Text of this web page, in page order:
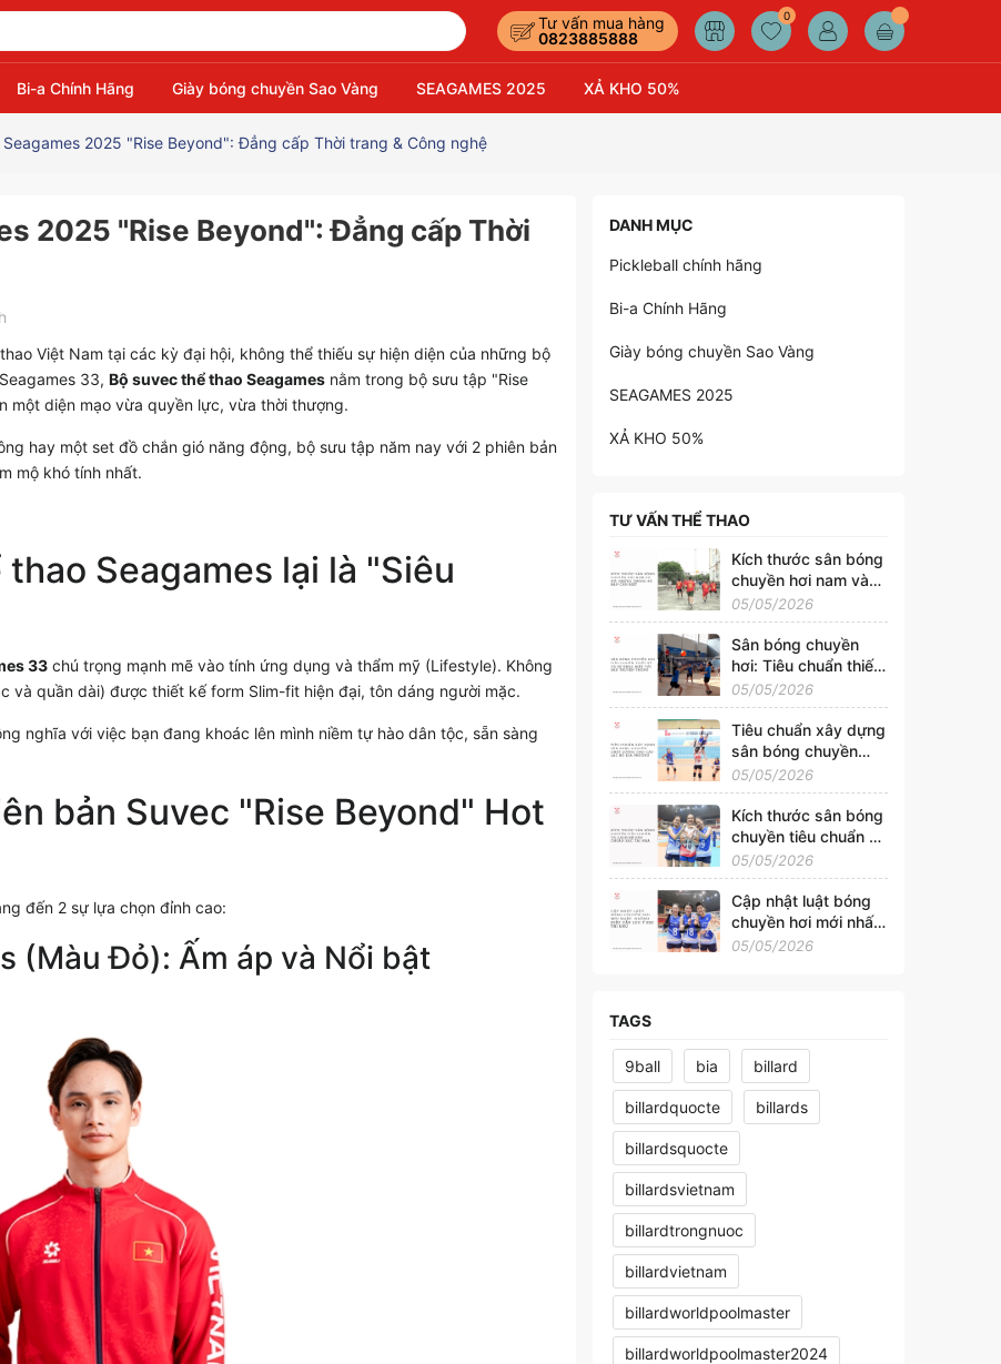
Tư vấn mua hàng
0823885888
0
Bi-a Chính Hãng Giày bóng chuyền Sao Vàng SEAGAMES 2025 XẢ KHO 50%
2025 "Rise Beyond": Đẳng cấp Thời trang & Công nghệ
2025 "Rise Beyond": Đẳng cấp Thời
Việt Nam tại các kỳ đại hội, không thể thiếu sự hiện diện của những bộ
33, Bộ suvec thể thao Seagames nằm trong bộ sưu tập "Rise
một diện mạo vừa quyền lực, vừa thời thượng.
hay một set đồ chắn gió năng động, bộ sưu tập năm nay với 2 phiên bản
mộ khó tính nhất.
Seagames lại là "Siêu
33 chú trọng mạnh mẽ vào tính ứng dụng và thẩm mỹ (Lifestyle). Không
và quần dài) được thiết kế form Slim-fit hiện đại, tôn dáng người mặc.
nghĩa với việc bạn đang khoác lên mình niềm tự hào dân tộc, sẵn sàng
bản Suvec "Rise Beyond" Hot
đến 2 sự lựa chọn đỉnh cao:
(Màu Đỏ): Ấm áp và Nổi bật
DANH MỤC
Pickleball chính hãng
Bi-a Chính Hãng
Giày bóng chuyền Sao Vàng
SEAGAMES 2025
XẢ KHO 50%
TƯ VẤN THỂ THAO
Kích thước sân bóng
chuyền hơi nam và
nữ: Những thông số
bạn cần biết
05/05/2026
Sân bóng chuyền
hơi: Tiêu chuẩn thiết
kế và sự khác biệt
với sân truyền thống
05/05/2026
Tiêu chuẩn xây dựng
sân bóng chuyền
chất lượng cho câu
lạc bộ địa phương
05/05/2026
Kích thước sân bóng
chuyền tiêu chuẩn và
cách kẻ sân chuẩn
xác tại nhà
05/05/2026
Cập nhật luật bóng
chuyền hơi mới nhất:
Những điều cần lưu ý
05/05/2026
TAGS
9ball bia billard
billardquocte billards
billardsquocte
billardsvietnam
billardtrongnuoc
billardvietnam
billardworldpoolmaster
billardworldpoolmaster2024